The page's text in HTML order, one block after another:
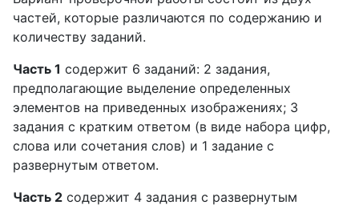
частей, которые различаются по содержанию и
количеству заданий.
Часть 1 содержит 6 заданий: 2 задания,
предполагающие выделение определенных
элементов на приведенных изображениях; 3
задания с кратким ответом (в виде набора цифр,
слова или сочетания слов) и 1 задание с
развернутым ответом.
Часть 2 содержит 4 задания с развернутым